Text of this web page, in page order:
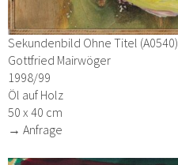
Sekundenbild Ohne Titel (A0540)
Gottfried Mairwöger
1998/99
Öl auf Holz
50 x 40 cm
→ Anfrage